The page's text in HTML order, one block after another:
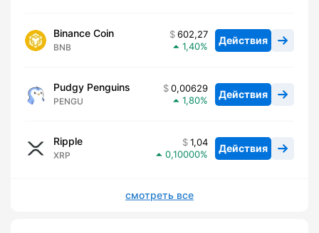
Binance Coin
BNB
602,27
1,40
Действия
Pudgy Penguins
PENGU
0,00629
1,80
Действия
Ripple
XRP
1,04
0,10000
Действия
смотреть все